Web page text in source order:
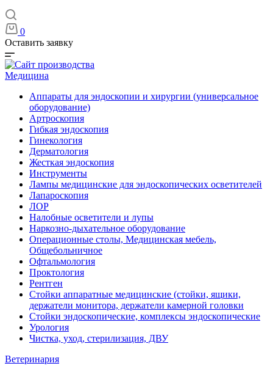
0
Оставить заявку
Медицина
Аппараты для эндоскопии и хирургии (универсальное
оборудование)
Артроскопия
Гибкая эндоскопия
Гинекология
Дерматология
Жесткая эндоскопия
Инструменты
Лампы медицинские для эндоскопических осветителей
Лапароскопия
ЛОР
Налобные осветители и лупы
Наркозно-дыхательное оборудование
Операционные столы, Медицинская мебель,
Общебольничное
Офтальмология
Проктология
Рентген
Стойки аппаратные медицинские (стойки, ящики,
держатели монитора, держатели камерной головки
Стойки эндоскопические, комплексы эндоскопические
Урология
Чистка, уход, стерилизация, ДВУ
Ветеринария